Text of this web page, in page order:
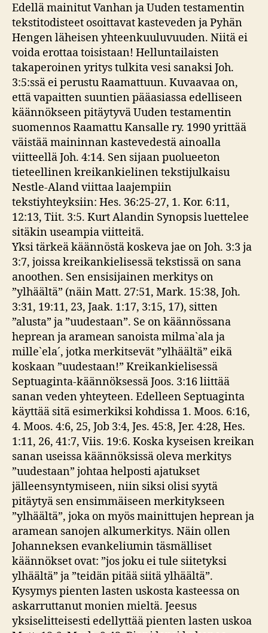
Edellä mainitut Vanhan ja Uuden testamentin
tekstitodisteet osoittavat kasteveden ja Pyhän
Hengen läheisen yhteenkuuluvuuden. Niitä ei
voida erottaa toisistaan! Helluntailaisten
takaperoinen yritys tulkita vesi sanaksi Joh.
3:5:ssä ei perustu Raamattuun. Kuvaavaa on,
että vapaitten suuntien pääasiassa edelliseen
käännökseen pitäytyvä Uuden testamentin
suomennos Raamattu Kansalle ry. 1990 yrittää
väistää maininnan kastevedestä ainoalla
viitteellä Joh. 4:14. Sen sijaan puolueeton
tieteellinen kreikankielinen tekstijulkaisu
Nestle-Aland viittaa laajempiin
tekstiyhteyksiin: Hes. 36:25-27, 1. Kor. 6:11,
12:13, Tiit. 3:5. Kurt Alandin Synopsis luettelee
sitäkin useampia viitteitä.
Yksi tärkeä käännöstä koskeva jae on Joh. 3:3 ja
3:7, joissa kreikankielisessä tekstissä on sana
anoothen. Sen ensisijainen merkitys on
”ylhäältä” (näin Matt. 27:51, Mark. 15:38, Joh.
3:31, 19:11, 23, Jaak. 1:17, 3:15, 17), sitten
”alusta” ja ”uudestaan”. Se on käännössana
heprean ja aramean sanoista milma`ala ja
mille`ela´, jotka merkitsevät ”ylhäältä” eikä
koskaan ”uudestaan!” Kreikankielisessä
Septuaginta-käännöksessä Joos. 3:16 liittää
sanan veden yhteyteen. Edelleen Septuaginta
käyttää sitä esimerkiksi kohdissa 1. Moos. 6:16,
4. Moos. 4:6, 25, Job 3:4, Jes. 45:8, Jer. 4:28, Hes.
1:11, 26, 41:7, Viis. 19:6. Koska kyseisen kreikan
sanan useissa käännöksissä oleva merkitys
”uudestaan” johtaa helposti ajatukset
jälleensyntymiseen, niin siksi olisi syytä
pitäytyä sen ensimmäiseen merkitykseen
”ylhäältä”, joka on myös mainittujen heprean ja
aramean sanojen alkumerkitys. Näin ollen
Johanneksen evankeliumin täsmälliset
käännökset ovat: ”jos joku ei tule siitetyksi
ylhäältä” ja ”teidän pitää siitä ylhäältä”.
Kysymys pienten lasten uskosta kasteessa on
askarruttanut monien mieltä. Jeesus
yksiselitteisesti edellyttää pienten lasten uskoa